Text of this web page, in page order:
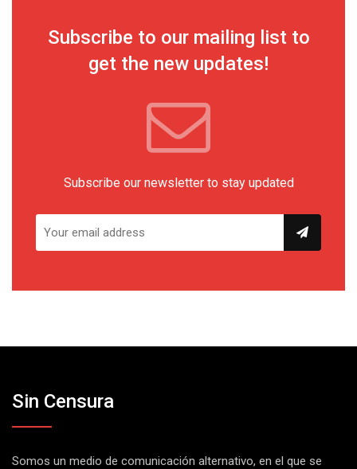
Subscribe to our mailing list to
get the new updates!
Subscribe our newsletter to stay updated
Sin Censura
Somos un medio de comunicación alternativo, en el que se